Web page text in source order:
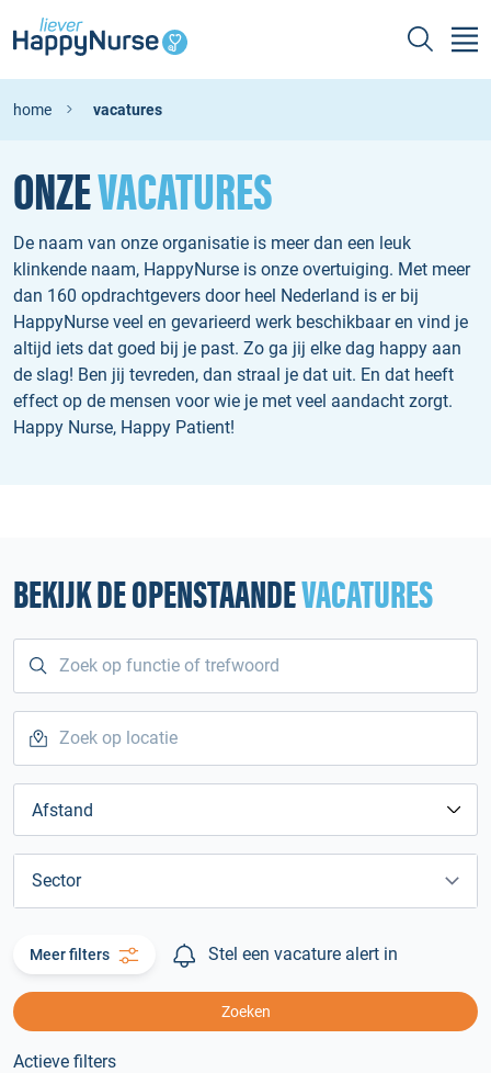
home vacatures
ONZEVACATURES
De naam van onze organisatie is meer dan een leuk
klinkende naam, HappyNurse is onze overtuiging. Met meer
dan 160 opdrachtgevers door heel Nederland is er bij
HappyNurse veel en gevarieerd werk beschikbaar en vind je
altijd iets dat goed bij je past. Zo ga jij elke dag happy aan
de slag! Ben jij tevreden, dan straal je dat uit. En dat heeft
effect op de mensen voor wie je met veel aandacht zorgt.
Happy Nurse, Happy Patient!
BEKIJK DE OPENSTAANDEVACATURES
Afstand
Sector
Meer filters Stel een vacature alert in
Zoeken
Actieve filters